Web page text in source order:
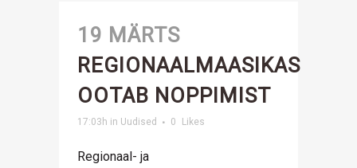
19 MÄRTS
REGIONAALMAASIKAS
OOTAB NOPPIMIST
17:03h in Uudised 0 Likes
Regionaal- ja